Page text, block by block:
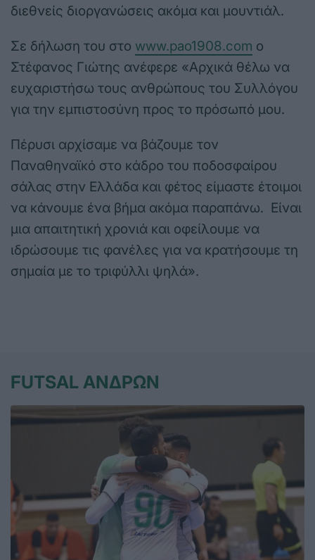
διεθνείς διοργανώσεις ακόμα και μουντιάλ.
Σε δήλωση του στο www.pao1908.com ο
Στέφανος Γιώτης ανέφερε «Αρχικά θέλω να
ευχαριστήσω τους ανθρώπους του Συλλόγου
για την εμπιστοσύνη προς το πρόσωπό μου.
Πέρυσι αρχίσαμε να βάζουμε τον
Παναθηναϊκό στο κάδρο του ποδοσφαίρου
σάλας στην Ελλάδα και φέτος είμαστε έτοιμοι
να κάνουμε ένα βήμα ακόμα παραπάνω. Είναι
μια απαιτητική χρονιά και οφείλουμε να
ιδρώσουμε τις φανέλες για να κρατήσουμε τη
σημαία με το τριφύλλι ψηλά».
FUTSAL ΑΝΔΡΩΝ